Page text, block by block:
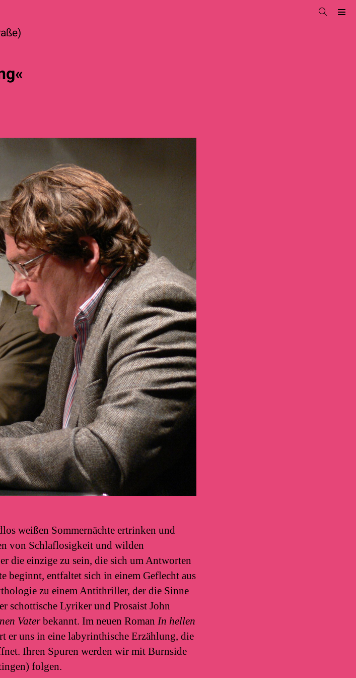
weißen Sommernächte ertrinken und
von Schlaflosigkeit und wilden
die einzige zu sein, die sich um Antworten
beginnt, entfaltet sich in einem Geflecht aus
zu einem Antithriller, der die Sinne
schottische Lyriker und Prosaist John
Vaterbekannt. Im neuen Roman In hellen
er uns in eine labyrinthische Erzählung, die
Ihren Spuren werden wir mit Burnside
folgen.